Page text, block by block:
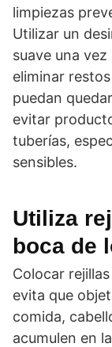
limpiezas
Utilizar un
suave una
eliminar
puedan
evitar
tuberías,
sensibles.
Utiliza
boca de
Colocar
evita que
comida,
acumulen en